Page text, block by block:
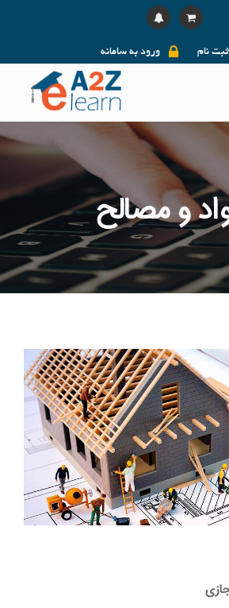
ورود به سامانه ثبت نام
و مصالح